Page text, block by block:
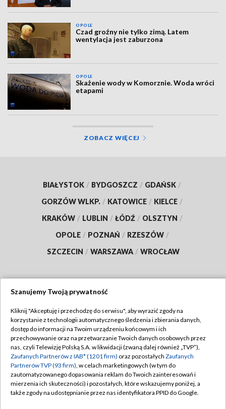
OPOLE
Czad groźny nie tylko zimą. Latem
wentylacja jest zaburzona
OPOLE
Skażenie wody w Komorznie. Woda wróci
etapami
ZOBACZ WIĘCEJ
BIAŁYSTOK / BYDGOSZCZ / GDAŃSK /
GORZÓW WLKP. / KATOWICE / KIELCE /
KRAKÓW / LUBLIN / ŁÓDŹ / OLSZTYN /
OPOLE / POZNAŃ / RZESZÓW /
SZCZECIN / WARSZAWA / WROCŁAW
TVP
Abonament TVP
Emisja w TVP
Centrum informacji TVP
Naziemna Telewizja Cyfrowa
Regulamin TVP
Polityka prywatności
Moje zgody
Pomoc
Szanujemy Twoją prywatność
Kliknij "Akceptuję i przechodzę do serwisu", aby wyrazić zgody na
korzystanie z technologii automatycznego śledzenia i zbierania danych,
dostęp do informacji na Twoim urządzeniu końcowym i ich
przechowywanie oraz na przetwarzanie Twoich danych osobowych przez
nas, czyli Telewizję Polską S.A. w likwidacji (zwaną dalej również „TVP”),
Zaufanych Partnerów z IAB* (1201 firm) oraz pozostałych Zaufanych
Partnerów TVP (93 firm), w celach marketingowych (w tym do
zautomatyzowanego dopasowania reklam do Twoich zainteresowań i
mierzenia ich skuteczności) i pozostałych, które wskazujemy poniżej, a
także zgody na udostępnianie przez nas identyfikatora PPID do Google.